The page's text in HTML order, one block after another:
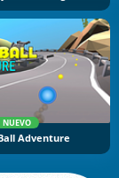
NUEVO
Adventure